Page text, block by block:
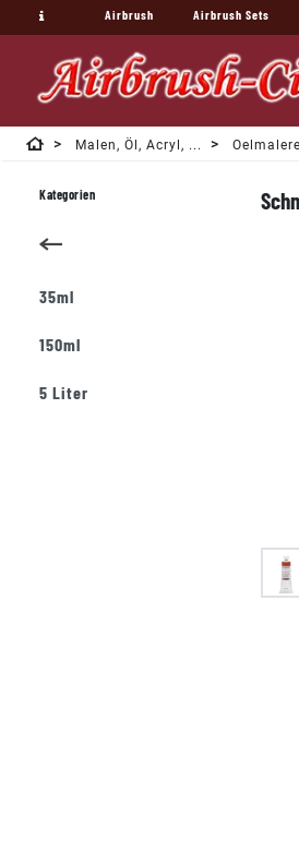
Airbrush Airbrush Sets
Malen, Öl, Acryl, ...
Kategorien
35ml
150ml
5 Liter